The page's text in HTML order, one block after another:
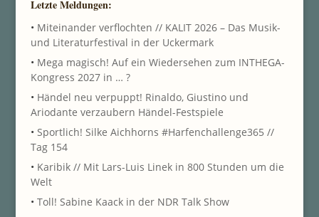
Letzte Meldungen:
• Miteinander verflochten // KALIT 2026 – Das Musik-
und Literaturfestival in der Uckermark
• Mega magisch! Auf ein Wiedersehen zum INTHEGA-
Kongress 2027 in … ?
• Händel neu verpuppt! Rinaldo, Giustino und
Ariodante verzaubern Händel-Festspiele
• Sportlich! Silke Aichhorns #Harfenchallenge365 //
Tag 154
• Karibik // Mit Lars-Luis Linek in 800 Stunden um die
Welt
• Toll! Sabine Kaack in der NDR Talk Show